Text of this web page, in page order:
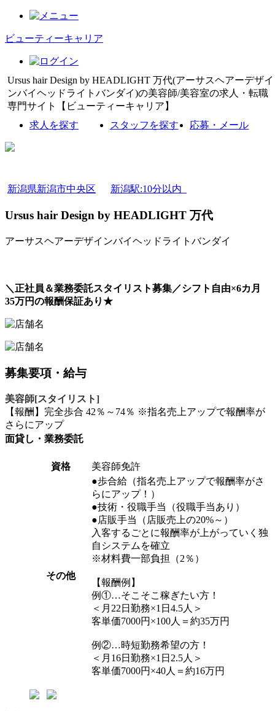
ビューティーキャリア
Ursus hair Design by HEADLIGHT 万代(アーサスヘアーデザイ
ンバイヘッドライトバンダイ)の美容師/美容室の求人・転職
専門サイト【ビューティーキャリア】
求人を探す
スタッフを探す 応募・メール
新潟県新潟市中央区 新潟駅:10分以内
Ursus hair Design by HEADLIGHT 万代
アーサスヘアーデザインバイヘッドライトバンダイ
＼正社員＆業務委託スタイリスト募集／シフト自由×6カ月
35万円の報酬保証あり★
募集要項・給与
美容師[スタイリスト]
【報酬】完全歩合 42％～74％ ※指名売上アップで報酬率が
さらにアップ
面貸し・業務委託
資格 美容師免許
その他
●歩合給（指名売上アップで報酬率がさ
らにアップ！）
●技術・役職手当（役職手当あり）
●店販手当（店販売上の20%～）
入客するごとに報酬率が上がっていく独
自システムを確立
※材料費一部負担（2％）
【報酬例】
例①…そこそこ稼ぎたい方！
＜月22日勤務×1日4.5人＞
客単価7000円×100人＝約35万円
例②…時短勤務希望の方！
＜月16日勤務×1日2.5人＞
客単価7000円×40人＝約16万円